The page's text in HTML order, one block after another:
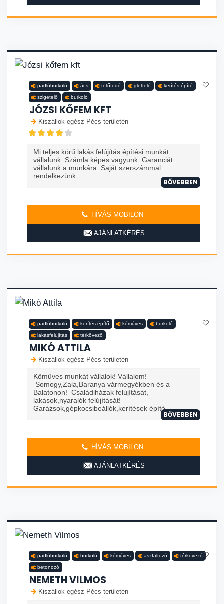
padlóburkoló ács tetőfedő glettelő kerítés építő
szigetelő burkoló
JÓZSI KŐFEM KFT
Kiszállok egész Pécs területén
Mi teljes körű lakás felújítás építési munkát
vállalunk. Számla képes vagyunk. Garanciát
vállalunk a munkára. Saját szerszámmal
rendelkezünk.
BŐVEBBEN
HÍVÁS MOBILON
AJÁNLATKÉRÉS
padlóburkoló kerítés építő kőműves burkoló
lakásfelújítás térkövező
MIKÓ ATTILA
Kiszállok egész Pécs területén
Kőműves munkát vállalok! Vállalom!
Somogy,Zala,Baranya vármegyékben és a
Balatonon! Családiházak felújítását,
lakások,nyaralók felújítását!
Garázsok,gépkocsibeállók,kerítések építé
BŐVEBBEN
HÍVÁS MOBILON
AJÁNLATKÉRÉS
padlóburkoló burkoló kőműves aszfaltozó térkövező
betonozó
NEMETH VILMOS
Kiszállok egész Pécs területén